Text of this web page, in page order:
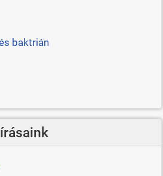
baktrián